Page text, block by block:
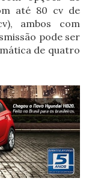
até 80 cv de
ambos com
pode ser
de quatro